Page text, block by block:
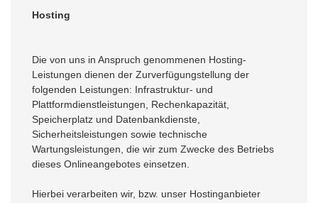
Hosting
Die von uns in Anspruch genommenen Hosting-
Leistungen dienen der Zurverfügungstellung der
folgenden Leistungen: Infrastruktur- und
Plattformdienstleistungen, Rechenkapazität,
Speicherplatz und Datenbankdienste,
Sicherheitsleistungen sowie technische
Wartungsleistungen, die wir zum Zwecke des Betriebs
dieses Onlineangebotes einsetzen.
Hierbei verarbeiten wir, bzw. unser Hostinganbieter